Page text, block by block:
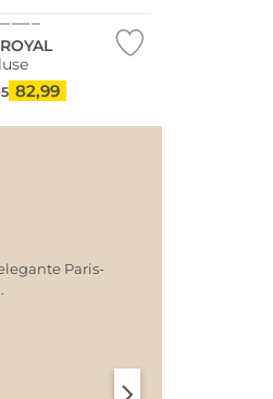
82,99
Paris-